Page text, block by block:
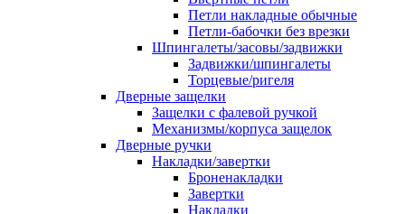
Петли накладные обычные
Петли-бабочки без врезки
Шпингалеты/засовы/задвижки
Задвижки/шпингалеты
Торцевые/ригеля
Дверные защелки
Защелки с фалевой ручкой
Механизмы/корпуса защелок
Дверные ручки
Накладки/завертки
Броненакладки
Завертки
Накладки